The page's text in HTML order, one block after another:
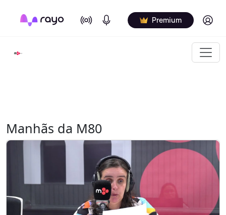
On Air Podcasts Premium Log in
Manhãs da M80